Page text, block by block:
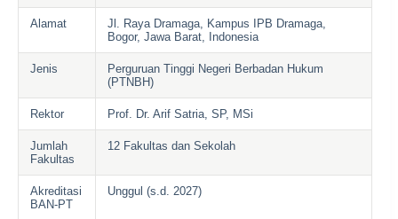
Alamat
Jl. Raya Dramaga, Kampus IPB Dramaga,
Bogor, Jawa Barat, Indonesia
Jenis
Perguruan Tinggi Negeri Berbadan Hukum
(PTNBH)
Rektor Prof. Dr. Arif Satria, SP, MSi
Jumlah
Fakultas
12 Fakultas dan Sekolah
Akreditasi
BAN-PT
Unggul (s.d. 2027)